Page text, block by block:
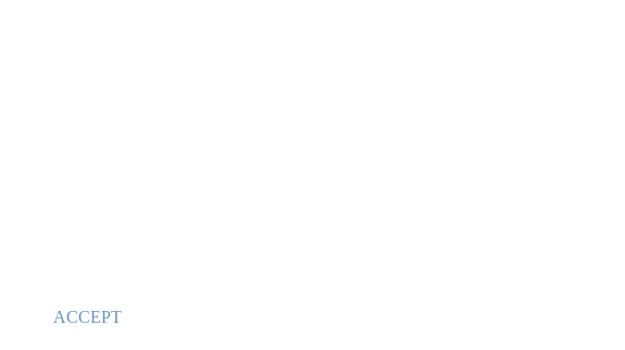
ACCEPT